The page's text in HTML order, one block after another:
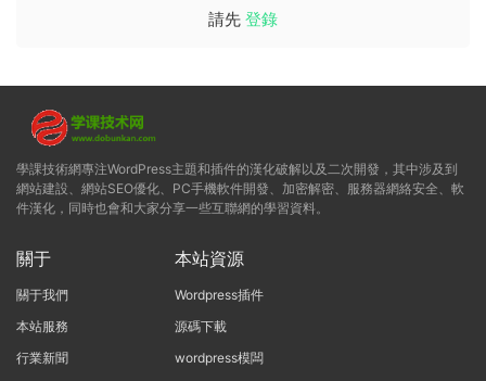
請先 登錄
學課技術網專注WordPress主題和插件的漢化破解以及二次開發，其中涉及到
網站建設、網站SEO優化、PC手機軟件開發、加密解密、服務器網絡安全、軟
件漢化，同時也會和大家分享一些互聯網的學習資料。
關于
關于我們
本站服務
行業新聞
本站資源
Wordpress插件
源碼下載
wordpress模闆